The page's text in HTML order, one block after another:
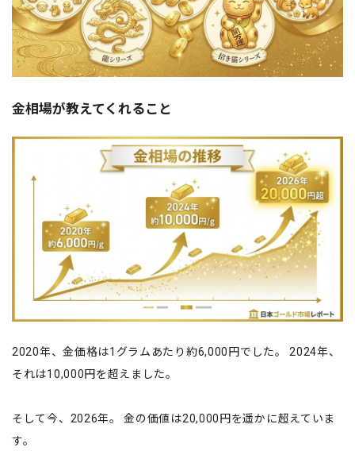
金相場が教えてくれること
2020年、金価格は1グラムあたり約6,000円でした。 2024年、
それは10,000円を超えました。
そして今、2026年。 金の価値は20,000円を遥かに超えていま
す。